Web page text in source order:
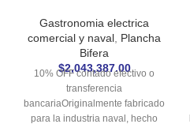
Gastronomia electrica
comercial y naval Plancha
Bifera
$2,043,387.00
10% OFF contado efectivo o
transferencia
bancariaOriginalmente fabricado
para la industria naval, hecho